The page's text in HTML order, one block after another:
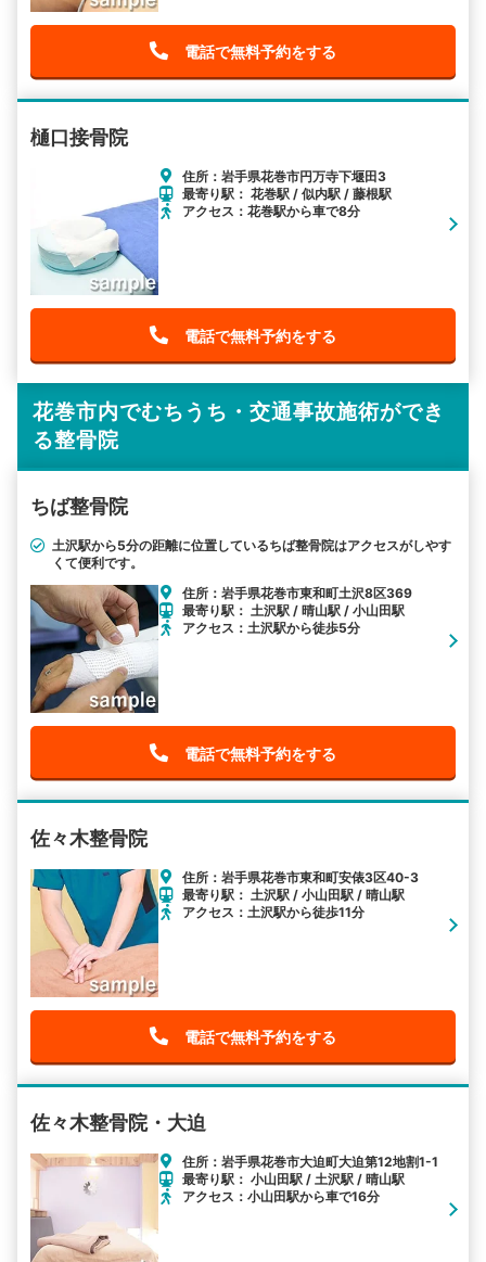
電話で無料予約をする
樋口接骨院
住所：岩手県花巻市円万寺下堰田3
最寄り駅： 花巻駅 / 似内駅 / 藤根駅
アクセス：花巻駅から車で8分
電話で無料予約をする
花巻市内でむちうち・交通事故施術ができ
る整骨院
ちば整骨院
土沢駅から5分の距離に位置しているちば整骨院はアクセスがしやす
くて便利です。
住所：岩手県花巻市東和町土沢8区369
最寄り駅： 土沢駅 / 晴山駅 / 小山田駅
アクセス：土沢駅から徒歩5分
電話で無料予約をする
佐々木整骨院
住所：岩手県花巻市東和町安俵3区40-3
最寄り駅： 土沢駅 / 小山田駅 / 晴山駅
アクセス：土沢駅から徒歩11分
電話で無料予約をする
佐々木整骨院・大迫
住所：岩手県花巻市大迫町大迫第12地割1-1
最寄り駅： 小山田駅 / 土沢駅 / 晴山駅
アクセス：小山田駅から車で16分